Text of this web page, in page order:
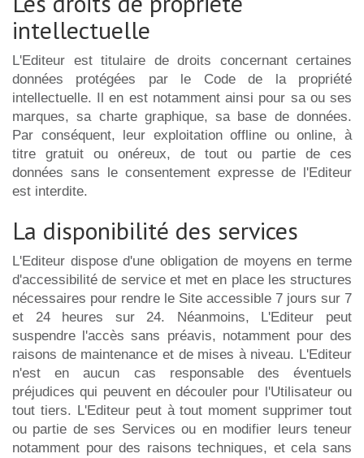
intellectuelle
L'Editeur est titulaire de droits concernant certaines
données protégées par le Code de la propriété
intellectuelle. Il en est notamment ainsi pour sa ou ses
marques, sa charte graphique, sa base de données.
Par conséquent, leur exploitation offline ou online, à
titre gratuit ou onéreux, de tout ou partie de ces
données sans le consentement expresse de l'Editeur
est interdite.
La disponibilité des services
L'Editeur dispose d'une obligation de moyens en terme
d'accessibilité de service et met en place les structures
nécessaires pour rendre le Site accessible 7 jours sur 7
et 24 heures sur 24. Néanmoins, L'Editeur peut
suspendre l'accès sans préavis, notamment pour des
raisons de maintenance et de mises à niveau. L'Editeur
n'est en aucun cas responsable des éventuels
préjudices qui peuvent en découler pour l'Utilisateur ou
tout tiers. L'Editeur peut à tout moment supprimer tout
ou partie de ses Services ou en modifier leurs teneur
notamment pour des raisons techniques, et cela sans